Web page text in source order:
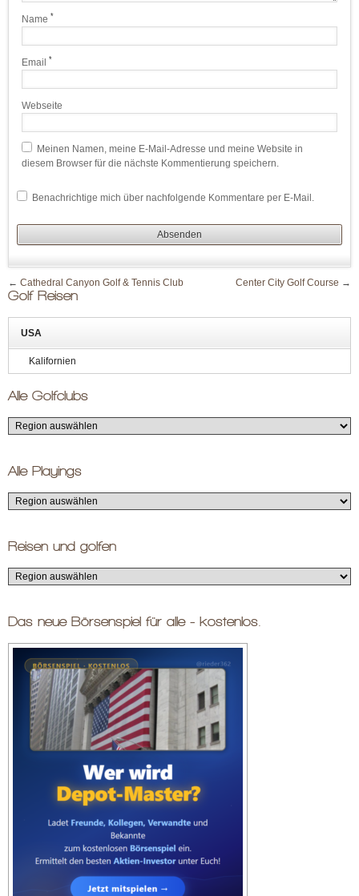
Name *
Email *
Webseite
Meinen Namen, meine E-Mail-Adresse und meine Website in
diesem Browser für die nächste Kommentierung speichern.
Benachrichtige mich über nachfolgende Kommentare per E-Mail.
← Cathedral Canyon Golf & Tennis Club Center City Golf Course →
Golf Reisen
USA
Kalifornien
Alle Golfclubs
Alle Playings
Reisen und golfen
Das neue Börsenspiel für alle - kostenlos.